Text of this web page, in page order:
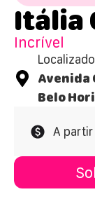
Itália
Incrível
Avenida
Belo
A partir